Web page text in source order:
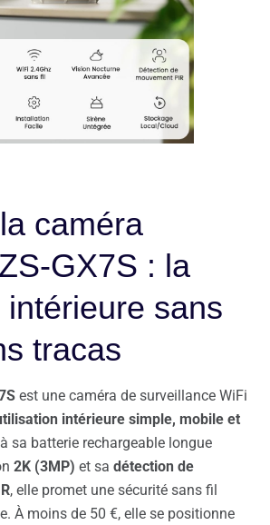
caméra
GX7S : la
sans
tracas
est une caméra de surveillance WiFi
intérieure simple, mobile et
sa batterie rechargeable longue
2K (3MP) et sa détection de
, elle promet une sécurité sans fil
À moins de 50 €, elle se positionne